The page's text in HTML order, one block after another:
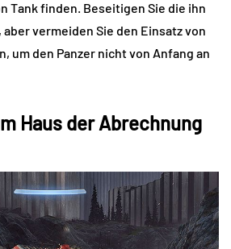
Tank finden. Beseitigen Sie die ihn
vermeiden Sie den Einsatz von
um den Panzer nicht von Anfang an
Haus der Abrechnung